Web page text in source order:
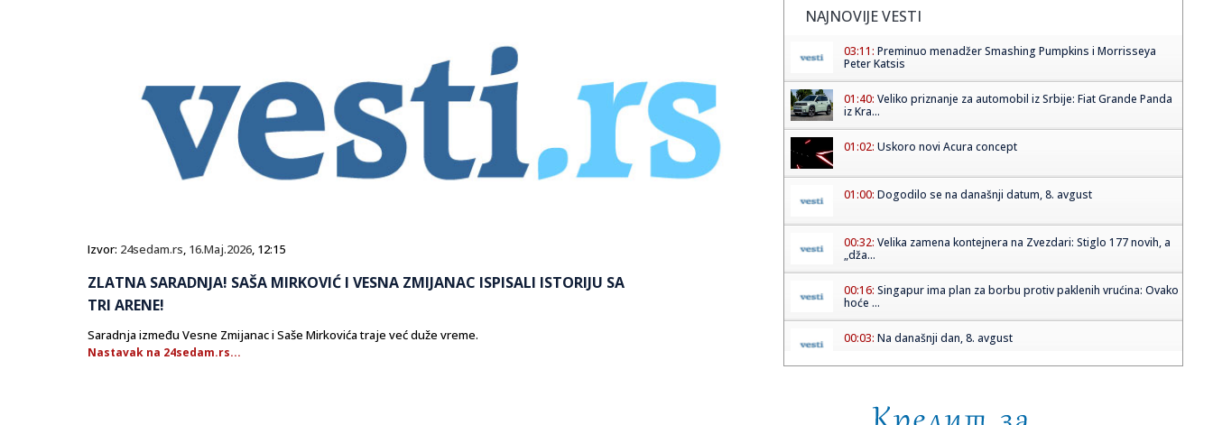
Izvor: 24sedam.rs, 16.Maj.2026, 12:15
ZLATNA SARADNJA! SAŠA MIRKOVIĆ I VESNA ZMIJANAC ISPISALI ISTORIJU SA
TRI ARENE!
Saradnja između Vesne Zmijanac i Saše Mirkovića traje već duže vreme.
Nastavak na 24sedam.rs...
NAJNOVIJE VESTI
03:11: Preminuo menadžer Smashing Pumpkins i Morrisseya
Peter Katsis
01:40: Veliko priznanje za automobil iz Srbije: Fiat Grande Panda
iz Kra...
01:02: Uskoro novi Acura concept
01:00: Dogodilo se na današnji datum, 8. avgust
00:32: Velika zamena kontejnera na Zvezdari: Stiglo 177 novih, a
„dža...
00:16: Singapur ima plan za borbu protiv paklenih vrućina: Ovako
hoće ...
00:03: Na današnji dan, 8. avgust